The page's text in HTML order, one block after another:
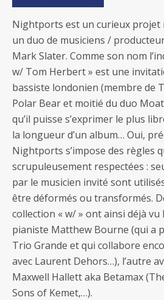
Nightports est un curieux projet
un duo de musiciens /
Mark Slater. Comme son nom
w/ Tom Herbert » est une
bassiste londonien (membre de
Polar Bear et moitié du duo
qu’il puisse s’exprimer le plus
la longueur d’un album… Oui,
Nightports s’impose des règles
scrupuleusement respectées :
par le musicien invité sont
être déformés ou transformés.
collection « w/ » ont ainsi déjà vu
pianiste Matthew Bourne (qui a
Trio Grande et qui collabore
avec Laurent Dehors…), l’autre
Maxwell Hallett aka Betamax
Sons of Kemet,…).